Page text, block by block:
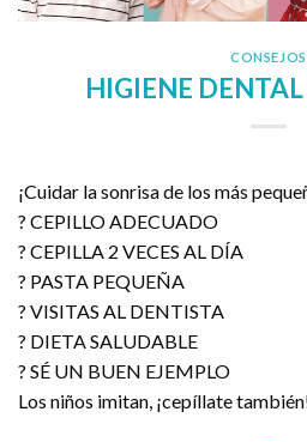
CONSEJOS
HIGIENE DENTAL
¡Cuidar la sonrisa de los más
? CEPILLO ADECUADO
? CEPILLA 2 VECES AL DÍA
? PASTA PEQUEÑA
? VISITAS AL DENTISTA
? DIETA SALUDABLE
? SÉ UN BUEN EJEMPLO
Los niños imitan, ¡cepíllate